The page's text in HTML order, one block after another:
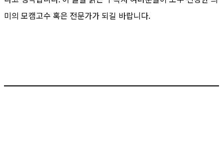
미의 모캠고수 혹은 전문가가 되길 바랍니다.